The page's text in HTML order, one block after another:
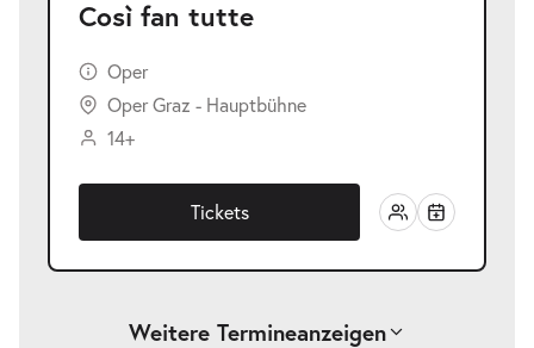
Così fan tutte
Oper
Oper Graz - Hauptbühne
14+
Tickets
Weitere Termineanzeigen